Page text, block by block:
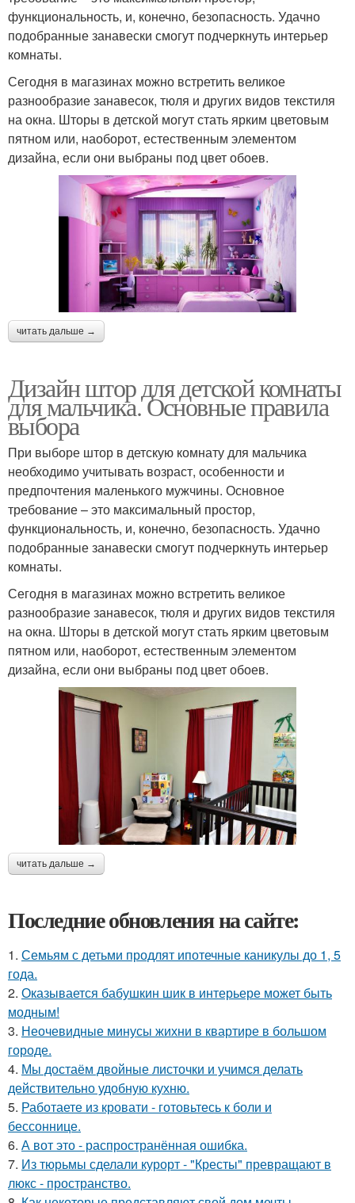
функциональность, и, конечно, безопасность. Удачно
подобранные занавески смогут подчеркнуть интерьер
комнаты.
Сегодня в магазинах можно встретить великое
разнообразие занавесок, тюля и других видов текстиля
на окна. Шторы в детской могут стать ярким цветовым
пятном или, наоборот, естественным элементом
дизайна, если они выбраны под цвет обоев.
читать дальше →
Дизайн штор для детской комнаты
для мальчика. Основные правила
выбора
При выборе штор в детскую комнату для мальчика
необходимо учитывать возраст, особенности и
предпочтения маленького мужчины. Основное
требование – это максимальный простор,
функциональность, и, конечно, безопасность. Удачно
подобранные занавески смогут подчеркнуть интерьер
комнаты.
Сегодня в магазинах можно встретить великое
разнообразие занавесок, тюля и других видов текстиля
на окна. Шторы в детской могут стать ярким цветовым
пятном или, наоборот, естественным элементом
дизайна, если они выбраны под цвет обоев.
читать дальше →
Последние обновления на сайте:
1. Семьям с детьми продлят ипотечные каникулы до 1, 5
года.
2. Оказывается бабушкин шик в интерьере может быть
модным!
3. Неочевидные минусы жихни в квартире в большом
городе.
4. Мы достаём двойные листочки и учимся делать
действительно удобную кухню.
5. Работаете из кровати - готовьтесь к боли и
бессоннице.
6. А вот это - распространённая ошибка.
7. Из тюрьмы сделали курорт - "Кресты" превращают в
люкс - пространство.